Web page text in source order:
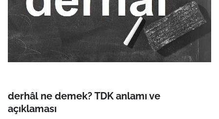
derhâl ne demek? TDK anlamı ve
açıklaması